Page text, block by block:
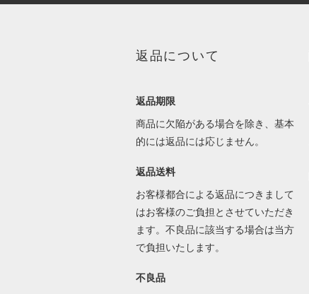
返品について
返品期限
商品に欠陥がある場合を除き、基本
的には返品には応じません。
返品送料
お客様都合による返品につきまして
はお客様のご負担とさせていただき
ます。不良品に該当する場合は当方
で負担いたします。
不良品